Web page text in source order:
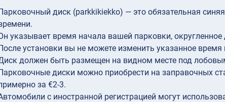
диск (parkkikiekko) — это обязательная
указывает время начала вашей парковки,
установки вы не можете изменить указанное время
должен быть размещен на видном месте под
диски можно приобрести на заправочных
за €2-3.
с иностранной регистрацией могут